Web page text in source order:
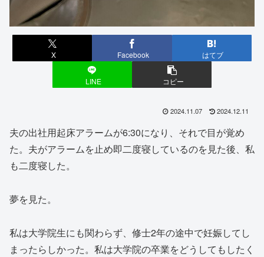
X Facebook はてブ
LINE コピー
2024.11.07 2024.12.11
夫の出社用起床アラームが6:30になり、それで目が覚め
た。夫がアラームを止め即二度寝しているのを見た後、私
も二度寝した。
夢を見た。
私は大学院生にも関わらず、修士2年の途中で妊娠してし
まったらしかった。私は大学院の卒業をどうしてもしたく